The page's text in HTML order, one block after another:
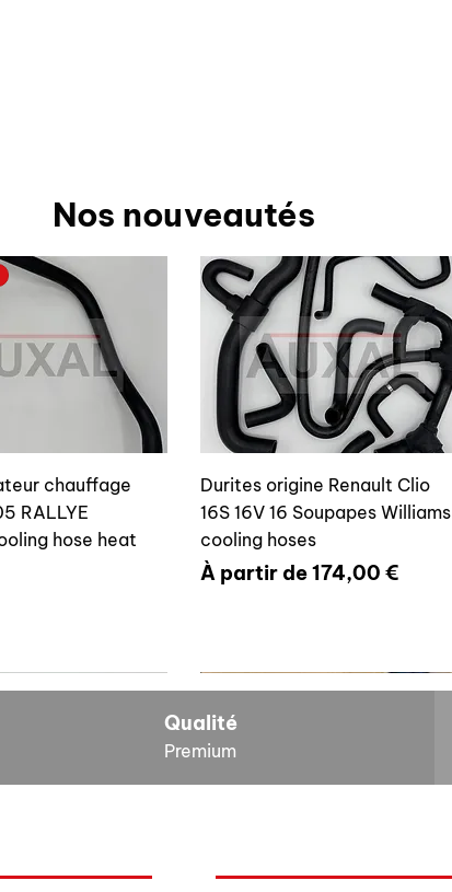
Nos nouveautés
chauffage
RALLYE
hose heat
Durites origine Renault Clio
16S 16V 16 Soupapes Williams
cooling hoses
À partir de174,00 €
Prix promotionnel
6464E4
Qualité
Premium